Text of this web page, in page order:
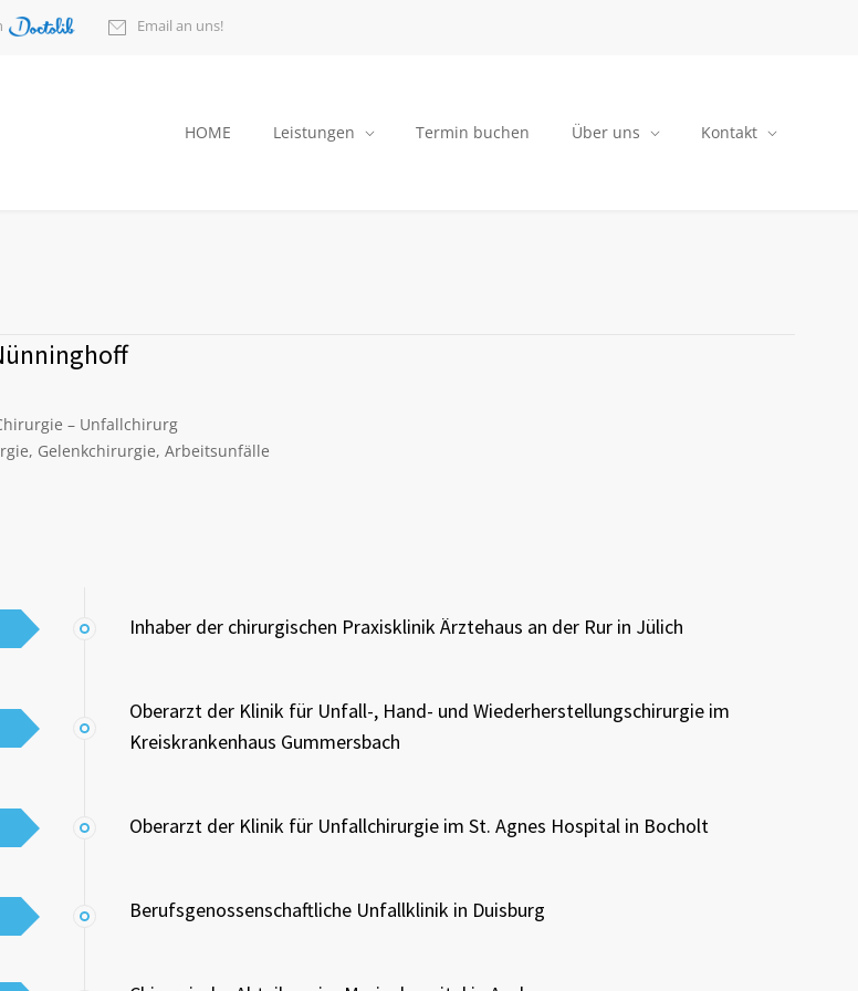
Email an uns!
HOME Leistungen Termin buchen Über uns Kontakt
– Unfallchirurg
Gelenkchirurgie, Arbeitsunfälle
Inhaber der chirurgischen Praxisklinik Ärztehaus an der Rur in Jülich
Oberarzt der Klinik für Unfall-, Hand- und Wiederherstellungschirurgie im
Kreiskrankenhaus Gummersbach
Oberarzt der Klinik für Unfallchirurgie im St. Agnes Hospital in Bocholt
Berufsgenossenschaftliche Unfallklinik in Duisburg